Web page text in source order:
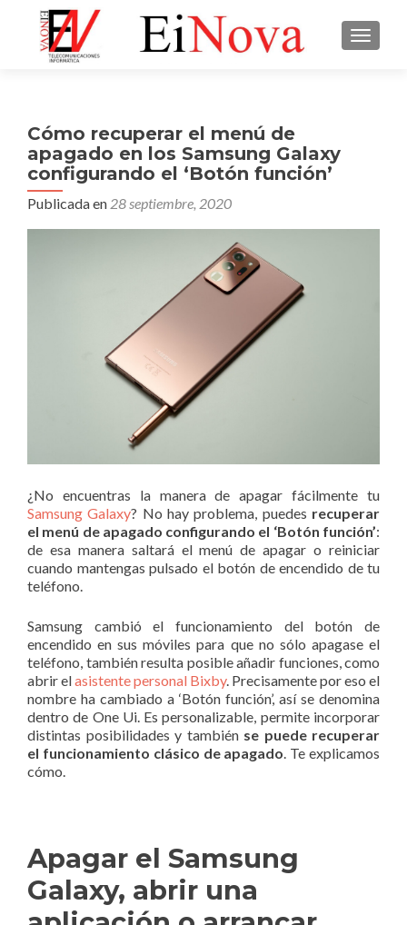
Cómo recuperar el menú de
apagado en los Samsung Galaxy
configurando el ‘Botón función’
Publicada en 28 septiembre, 2020
¿No encuentras la manera de apagar fácilmente tu
Samsung Galaxy? No hay problema, puedes recuperar
el menú de apagado configurando el ‘Botón función’:
de esa manera saltará el menú de apagar o reiniciar
cuando mantengas pulsado el botón de encendido de tu
teléfono.
Samsung cambió el funcionamiento del botón de
encendido en sus móviles para que no sólo apagase el
teléfono, también resulta posible añadir funciones, como
abrir elasistente personal Bixby. Precisamente por eso el
nombre ha cambiado a ‘Botón función’, así se denomina
dentro de One Ui. Es personalizable, permite incorporar
distintas posibilidades y también se puede recuperar
el funcionamiento clásico de apagado . Te explicamos
cómo.
Apagar el Samsung
Galaxy, abrir una